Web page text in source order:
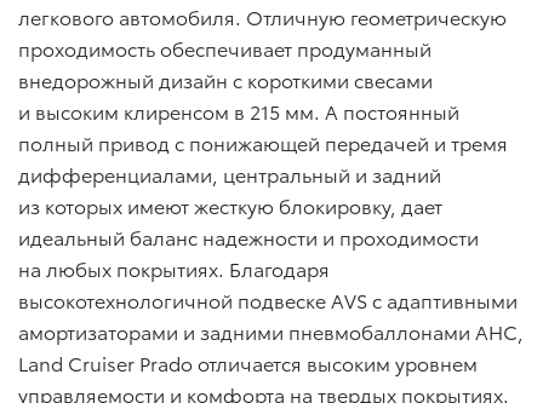
легкового автомобиля. Отличную геометрическую
проходимость обеспечивает продуманный
внедорожный дизайн с короткими свесами
и высоким клиренсом в 215 мм. А постоянный
полный привод с понижающей передачей и тремя
дифференциалами, центральный и задний
из которых имеют жесткую блокировку, дает
идеальный баланс надежности и проходимости
на любых покрытиях. Благодаря
высокотехнологичной подвеске AVS с адаптивными
амортизаторами и задними пневмобаллонами AHC,
Land Cruiser Prado отличается высоким уровнем
управляемости и комфорта на твердых покрытиях.